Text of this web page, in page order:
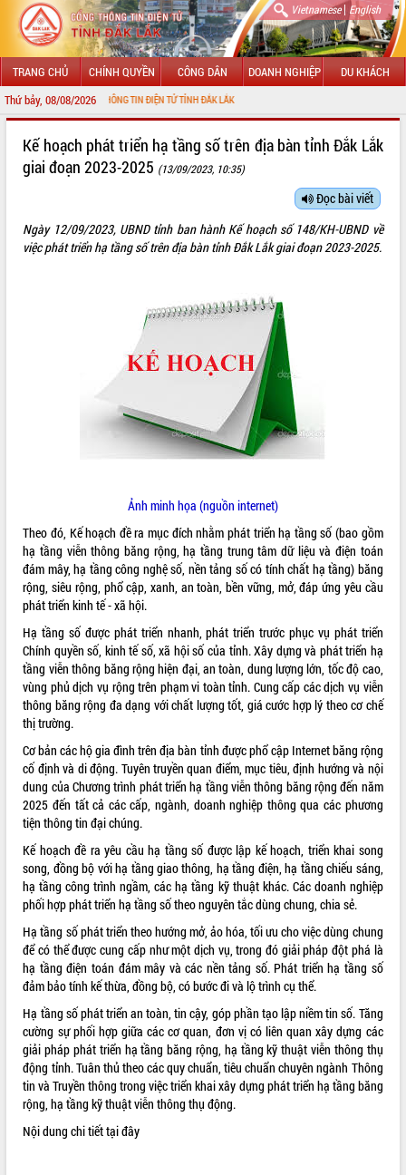
Vietnamese| English
TRANG CHỦ CHÍNH QUYỀN CÔNG DÂN DOANH NGHIỆP DU KHÁCH
Thứ bảy, 08/08/2026
CỔNG THÔNG TIN ĐIỆN TỬ TỈNH ĐẮK LẮK
LÃNH ĐẠO UBND TỈNH
SỞ, BAN, NGÀNH
THÔNG TIN CHỈ ĐẠO ĐIỀU HÀNH
VĂN BẢN HĐND TỈNH
Không có file video nào để phát.
ALBUM ẢNH
LIÊN KẾT WEB
Kế hoạch phát triển hạ tầng số trên địa bàn tỉnh Đắk Lắk
giai đoạn 2023-2025 (13/09/2023, 10:35)
Đọc bài viết
Ngày 12/09/2023, UBND tỉnh ban hành Kế hoạch số 148/KH-UBND về
việc phát triển hạ tầng số trên địa bàn tỉnh Đắk Lắk giai đoạn 2023-2025.
Ảnh minh họa (nguồn internet)
Theo đó, Kế hoạch đề ra mục đích nhằm phát triển hạ tầng số (bao gồm
hạ tầng viễn thông băng rộng, hạ tầng trung tâm dữ liệu và điện toán
đám mây, hạ tầng công nghệ số, nền tảng số có tính chất hạ tầng) băng
rộng, siêu rộng, phổ cập, xanh, an toàn, bền vững, mở, đáp ứng yêu cầu
phát triển kinh tế - xã hội.
Hạ tầng số được phát triển nhanh, phát triển trước phục vụ phát triển
Chính quyền số, kinh tế số, xã hội số của tỉnh. Xây dựng và phát triển hạ
tầng viễn thông băng rộng hiện đại, an toàn, dung lượng lớn, tốc độ cao,
vùng phủ dịch vụ rộng trên phạm vi toàn tỉnh. Cung cấp các dịch vụ viễn
thông băng rộng đa dạng với chất lượng tốt, giá cước hợp lý theo cơ chế
thị trường.
Cơ bản các hộ gia đình trên địa bàn tỉnh được phổ cập Internet băng rộng
cố định và di động. Tuyên truyền quan điểm, mục tiêu, định hướng và nội
dung của Chương trình phát triển hạ tầng viễn thông băng rộng đến năm
2025 đến tất cả các cấp, ngành, doanh nghiệp thông qua các phương
tiện thông tin đại chúng.
Kế hoạch đề ra yêu cầu hạ tầng số được lập kế hoạch, triển khai song
song, đồng bộ với hạ tầng giao thông, hạ tầng điện, hạ tầng chiếu sáng,
hạ tầng công trình ngầm, các hạ tầng kỹ thuật khác. Các doanh nghiệp
phối hợp phát triển hạ tầng số theo nguyên tắc dùng chung, chia sẻ.
Hạ tầng số phát triển theo hướng mở, ảo hóa, tối ưu cho việc dùng chung
để có thể được cung cấp như một dịch vụ, trong đó giải pháp đột phá là
hạ tầng điện toán đám mây và các nền tảng số. Phát triển hạ tầng số
đảm bảo tính kế thừa, đồng bộ, có bước đi và lộ trình cụ thể.
Hạ tầng số phát triển an toàn, tin cậy, góp phần tạo lập niềm tin số. Tăng
cường sự phối hợp giữa các cơ quan, đơn vị có liên quan xây dựng các
giải pháp phát triển hạ tầng băng rộng, hạ tầng kỹ thuật viễn thông thụ
động tỉnh. Tuân thủ theo các quy chuẩn, tiêu chuẩn chuyên ngành Thông
tin và Truyền thông trong việc triển khai xây dựng phát triển hạ tầng băng
rộng, hạ tầng kỹ thuật viễn thông thụ động.
Nội dung chi tiếttại đây